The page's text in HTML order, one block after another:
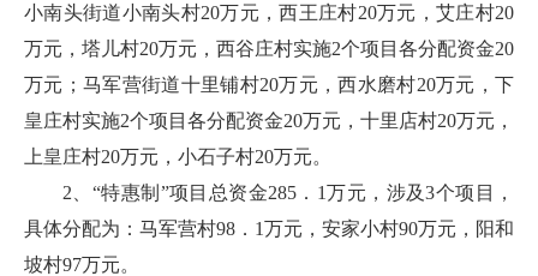
小南头街道小南头村20万元，西王庄村20万元，艾庄村20
万元，塔儿村20万元，西谷庄村实施2个项目各分配资金20
万元；马军营街道十里铺村20万元，西水磨村20万元，下
皇庄村实施2个项目各分配资金20万元，十里店村20万元，
上皇庄村20万元，小石子村20万元。
2、“特惠制”项目总资金285．1万元，涉及3个项目，
具体分配为：马军营村98．1万元，安家小村90万元，阳和
坡村97万元。